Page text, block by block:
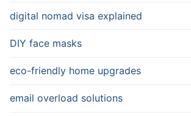
digital nomad visa explained
DIY face masks
eco-friendly home upgrades
email overload solutions